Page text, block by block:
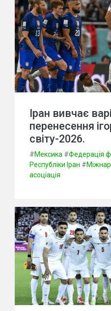
Іран вивчає
перенесення
світу-2026.
#Мексика #Федерація
Республіки Іран #
асоціація